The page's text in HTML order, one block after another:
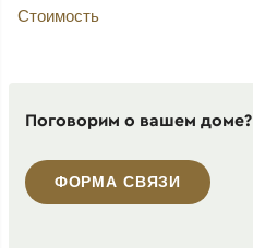
Стоимость
Поговорим о вашем доме?
ФОРМА СВЯЗИ